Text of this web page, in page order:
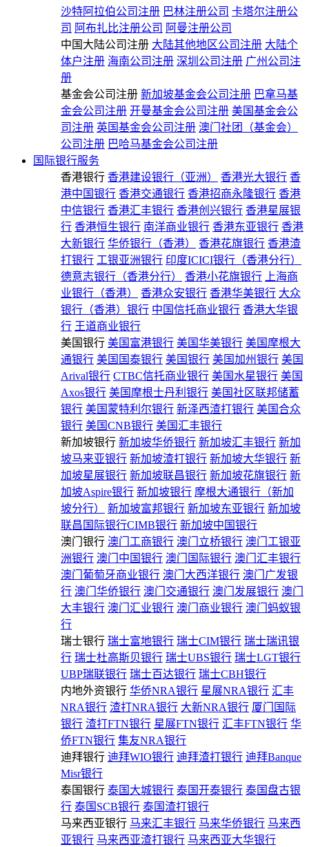
沙特阿拉伯公司注册 巴林注册公司 卡塔尔注册公
司 阿布扎比注册公司 阿曼注册公司
中国大陆公司注册 大陆其他地区公司注册 大陆个
体户注册 海南公司注册 深圳公司注册 广州公司注
册
基金会公司注册 新加坡基金会公司注册 巴拿马基
金会公司注册 开曼基金会公司注册 美国基金会公
司注册 英国基金会公司注册 澳门社团（基金会）
公司注册 巴哈马基金会公司注册
国际银行服务
香港银行 香港建设银行（亚洲） 香港光大银行 香
港中国银行 香港交通银行 香港招商永隆银行 香港
中信银行 香港汇丰银行 香港创兴银行 香港星展银
行 香港恒生银行 南洋商业银行 香港东亚银行 香港
大新银行 华侨银行（香港） 香港花旗银行 香港渣
打银行 工银亚洲银行 印度ICICI银行（香港分行）
德意志银行（香港分行）
香港小花旗银行
上海商
业银行（香港）
香港众安银行 香港华美银行 大众
银行（香港）银行 中国信托商业银行 香港大华银
行 王道商业银行
美国银行 美国富港银行 美国华美银行 美国摩根大
通银行 美国国泰银行 美国银行 美国加州银行 美国
Arival银行 CTBC信托商业银行 美国水星银行 美国
Axos银行 美国摩根士丹利银行 美国社区联邦储蓄
银行 美国蒙特利尔银行 新泽西渣打银行 美国合众
银行 美国CNB银行 美国汇丰银行
新加坡银行 新加坡华侨银行 新加坡汇丰银行 新加
坡马来亚银行 新加坡渣打银行 新加坡大华银行 新
加坡星展银行 新加坡联昌银行 新加坡花旗银行 新
加坡Aspire银行 新加坡银行 摩根大通银行（新加
坡分行）
新加坡富邦银行 新加坡东亚银行 新加坡
联昌国际银行CIMB银行 新加坡中国银行
澳门银行 澳门工商银行 澳门立桥银行 澳门工银亚
洲银行 澳门中国银行 澳门国际银行 澳门汇丰银行
澳门葡萄牙商业银行 澳门大西洋银行 澳门广发银
行 澳门华侨银行 澳门交通银行 澳门发展银行 澳门
大丰银行 澳门汇业银行 澳门商业银行 澳门蚂蚁银
行
瑞士银行 瑞士富地银行 瑞士CIM银行 瑞士瑞讯银
行 瑞士杜高斯贝银行 瑞士UBS银行 瑞士LGT银行
UBP瑞联银行 瑞士百达银行 瑞士CBH银行
内地外资银行 华侨NRA银行 星展NRA银行 汇丰
NRA银行 渣打NRA银行 大新NRA银行 厦门国际
银行 渣打FTN银行 星展FTN银行 汇丰FTN银行 华
侨FTN银行 集友NRA银行
迪拜银行 迪拜WIO银行 迪拜渣打银行 迪拜Banque
Misr银行
泰国银行 泰国大城银行 泰国开泰银行 泰国盘古银
行 泰国SCB银行 泰国渣打银行
马来西亚银行 马来汇丰银行 马来华侨银行 马来西
亚银行 马来西亚渣打银行 马来西亚大华银行